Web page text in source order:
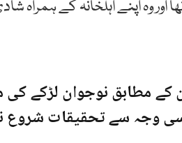
اور وہ اپنے اہلخانہ کے
مطابق نوجوان لڑکے کی
اسی وجہ سے تحقیقات